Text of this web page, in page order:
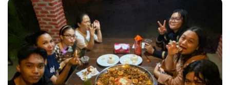
:
Akan
Dibuka
Wisata
Hutan